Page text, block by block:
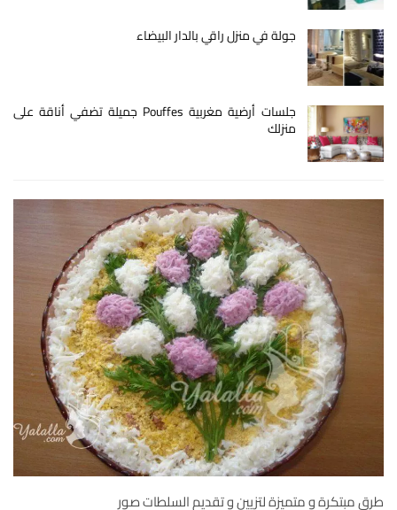
جولة في منزل راقي بالدار البيضاء
جلسات أرضية مغربية Pouffes جميلة تضفي أناقة على
منزلك
طرق مبتكرة و متميزة لتزيين و تقديم السلطات صور